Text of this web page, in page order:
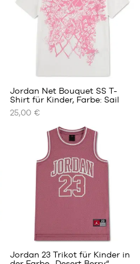
UNSERE
VERFÜGBAREN
Jahre
10 - 12
12 - 13
13 - 15
Jahre
Jordan Net Bouquet SS T-
Shirt für Kinder, Farbe: Sail
25,00 €
Jordan 23 Trikot für Kinder in